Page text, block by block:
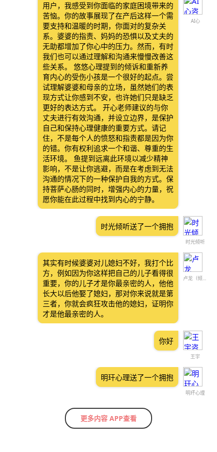
AI心
用户，我感受到你面临的家庭困境带来的
苦恼。你的故事展现了在产后这样一个需
要支持和温暖的时期，你面对的复杂关
系。婆婆的指责、妈妈的恐惧以及丈夫的
无助都增加了你心中的压力。然而，有时
我们也可以通过理解和沟通来慢慢改善这
些关系。 悠悠心理提到的倾诉和重新养
育内心的受伤小孩是一个很好的起点。尝
试理解婆婆和母亲的立场，虽然她们的表
现方式让你感到不安，也许她们只是缺乏
更好的表达方式。 开心老师建议的与你
丈夫进行有效沟通，并设立边界，是保护
自己和保持心理健康的重要方式。请记
住，不是每个人的愤怒和指责都是因为你
的错。你有权利追求一个和谐、尊重的生
活环境。 鱼提到远离此环境以减少精神
影响，不是让你逃避，而是在考虑到无法
沟通的情况下的一种保护自我的方式。保
持菩萨心肠的同时，增强内心的力量，祝
愿你能在此过程中找到内心的宁静。
时光倾听
时光倾听送了一个拥抱
卢龙（倾听）
其实有时候婆婆对儿媳妇不好，我打个比
方，例如因为你这样把自己的儿子看得很
重要，你的儿子才是你最亲密的人，他他
长大以后他娶了媳妇，那对你来说就是第
三者，你就会疯狂攻击他的媳妇，证明你
才是他最亲密的人。
王宇
你好
明玕心理
明玕心理送了一个拥抱
更多内容 APP查看